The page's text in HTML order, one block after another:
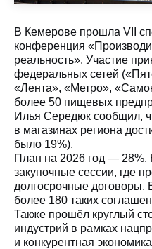
В Кемерове прошла VII
конференция
реальность». Участие
федеральных сетей
«Лента», «Метро»,
более 50 пищевых
Илья Середюк сообщил,
в магазинах региона
было 19%).
План на 2026 год —
закупочные сессии, где
долгосрочные договоры.
более 180 таких
Также прошёл круглый
индустрий в рамках
и конкурентная